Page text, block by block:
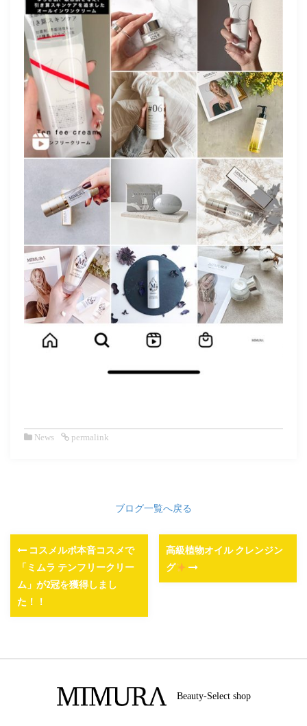
News permalink
ブログ一覧へ戻る
コスメルポ本音コスメで
「ミムラ テンフリークリー
ム」が2冠を獲得しまし
た！！
高級植物オイル クレンジン
グ
Beauty-Select shop